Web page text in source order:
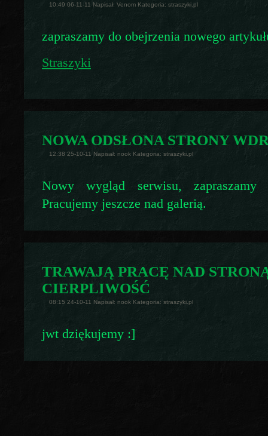
10:49 06-11-11 Napisał: Venom Kategoria: straszyki.pl
zapraszamy do obejrzenia nowego
Straszyki
NOWA ODSŁONA STRONY
12:38 25-10-11 Napisał: nook Kategoria: straszyki.pl
Nowy wygląd serwisu,
Pracujemy jeszcze nad galerią.
TRAWAJĄ PRACĘ NAD
CIERPLIWOŚĆ
08:15 24-10-11 Napisał: nook Kategoria: straszyki.pl
jwt dziękujemy :]